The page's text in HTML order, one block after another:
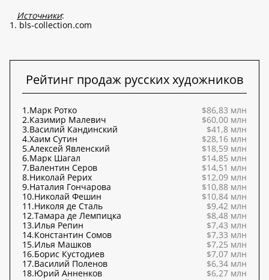
Источники:
1. bls-collection.com
Рейтинг продаж русских художников
1.Марк Ротко
$86,83 млн
2.Казимир Малевич
$60,00 млн
3.Василий Кандинский
$41,8 млн
4.Хаим Сутин
$28,16 млн
5.Алексей Явленский
$18,59 млн
6.Марк Шагал
$14,85 млн
7.Валентин Серов
$14,51 млн
8.Николай Рерих
$12,09 млн
9.Наталия Гончарова
$10,88 млн
10.Николай Фешин
$10,84 млн
11.Николя де Сталь
$9,42 млн
12.Тамара де Лемпицка
$8,48 млн
13.Илья Репин
$7,43 млн
14.Константин Сомов
$7,33 млн
15.Илья Машков
$7,25 млн
16.Борис Кустодиев
$7,07 млн
17.Василий Поленов
$6,34 млн
18.Юрий Анненков
$6,27 млн